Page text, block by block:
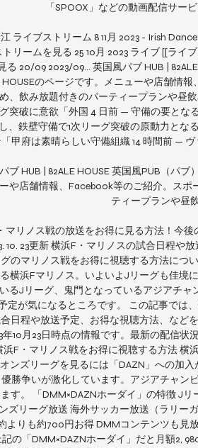
「SPOOX」などの動画配信サー
ライブストリーム 8 11月 2023 - Irish
トリームを見る 25 10月 2023 ライブ [[ライ
る 20/09 2023/09... 英国風パブ HUB |
HOUSEのページです。メニューや店舗情
、飲み放題付きのパーティープランや昼
突破に意欲「外国 4 日前 — 守備の要とな
、鉄壁守備で1次リーグ突破の原動力とな
甲府は素晴らしい守備組織 14 時間前 —
ブ HUB | 82ALE HOUSE 英国風PUB（パブ
や店舗情報、Facebook等のご紹介。ス
ティープランや昼
マリノス戦の放送をお得に見る方法！今
10. 23更新 横浜F・マリノスの試合日程や
のマリノス戦をお得に視聴する方法につ
横浜Fマリノス。いよいよJリーグも佳境
るJリーグ、鬼門となっているアジアチ
定が気になるところです。 この記事では
日程や放送予定、お得な視聴方法、など
年10月23日時点の情報です。最新の配信状
浜F・マリノス戦をお得に視聴する方法 横
ンズリーグを見るには「DAZN」への加
勝争いが激化しています。アジアチャン
す。 「DMM×DAZNホーダイ」の特徴 J
ズリーグ放送 海外サッカー放送（ラリー
よりも約700円お得 DMMコンテンツも見
の「DMM×DAZNホーダイ」だと月額2,